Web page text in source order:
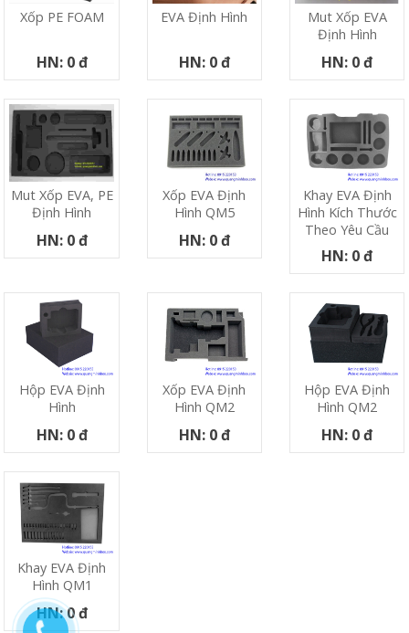
Xốp PE FOAM
HN: 0 đ
EVA Định Hình
HN: 0 đ
Mut Xốp EVA
Định Hình
HN: 0 đ
Mut Xốp EVA, PE
Định Hình
HN: 0 đ
Xốp EVA Định
Hình QM5
HN: 0 đ
Khay EVA Định
Hình Kích Thước
Theo Yêu Cầu
HN: 0 đ
Hộp EVA Định
Hình
HN: 0 đ
Xốp EVA Định
Hình QM2
HN: 0 đ
Hộp EVA Định
Hình QM2
HN: 0 đ
Khay EVA Định
Hình QM1
HN: 0 đ